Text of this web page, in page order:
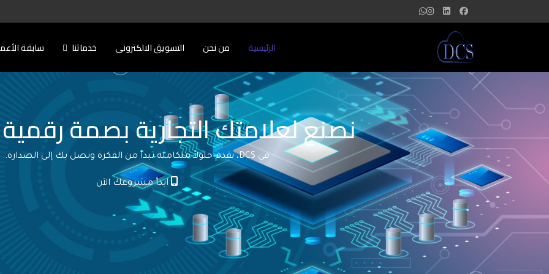
الرئيسية من نحن التسويق الالكترونى خدماتنا سابقة
نصنع لعلامتك التجارية بصمة
في DCS، نقدم حلولاً متكاملة تبدأ من الفكرة وتصل بك إلى الصدارة.
ابدأ مشروعك الآن